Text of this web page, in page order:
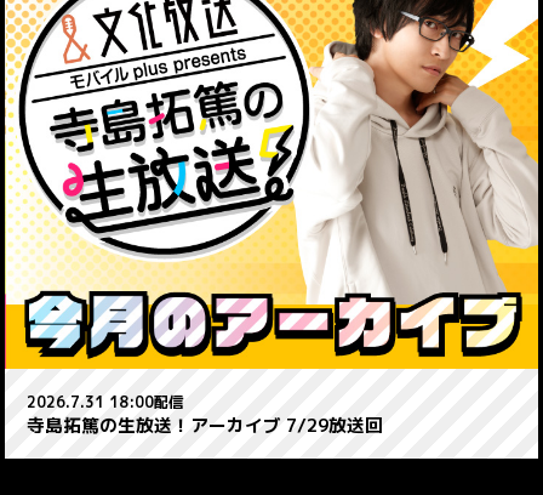
2026.7.31 18:00配信
寺島拓篤の生放送！アーカイブ 7/29放送回